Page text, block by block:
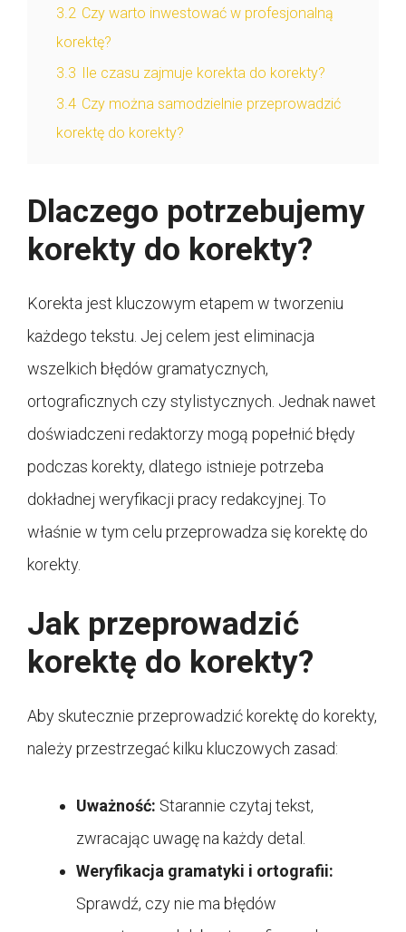
3.2 Czy warto inwestować w profesjonalną
korektę?
3.3
Ile czasu zajmuje korekta do korekty?
3.4 Czy można samodzielnie przeprowadzić
korektę do korekty?
Dlaczego potrzebujemy
korekty do korekty?
Korekta jest kluczowym etapem w tworzeniu
każdego tekstu. Jej celem jest eliminacja
wszelkich błędów gramatycznych,
ortograficznych czy stylistycznych. Jednak nawet
doświadczeni redaktorzy mogą popełnić błędy
podczas korekty, dlatego istnieje potrzeba
dokładnej weryfikacji pracy redakcyjnej. To
właśnie w tym celu przeprowadza się korektę do
korekty.
Jak przeprowadzić
korektę do korekty?
Aby skutecznie przeprowadzić korektę do korekty,
należy przestrzegać kilku kluczowych zasad:
Uważność: Starannie czytaj tekst,
zwracając uwagę na każdy detal.
Weryfikacja gramatyki i ortografii:
Sprawdź, czy nie ma błędów